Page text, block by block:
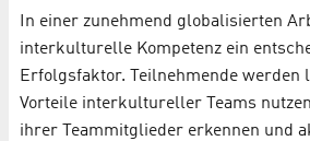
In einer zunehmend globalisierten
interkulturelle Kompetenz ein
Erfolgsfaktor. Teilnehmende werden
Vorteile interkultureller Teams
ihrer Teammitglieder erkennen und